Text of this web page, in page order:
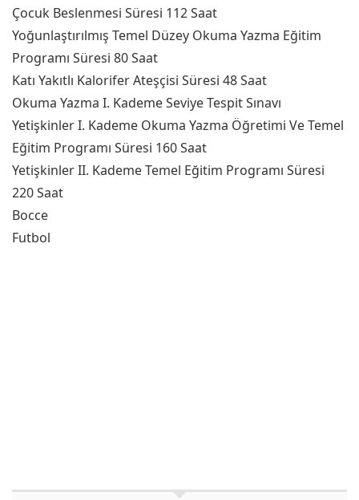
Çocuk Beslenmesi Süresi 112 Saat
Yoğunlaştırılmış Temel Düzey Okuma Yazma Eğitim
Programı Süresi 80 Saat
Katı Yakıtlı Kalorifer Ateşçisi Süresi 48 Saat
Okuma Yazma I. Kademe Seviye Tespit Sınavı
Yetişkinler I. Kademe Okuma Yazma Öğretimi Ve Temel
Eğitim Programı Süresi 160 Saat
Yetişkinler II. Kademe Temel Eğitim Programı Süresi
220 Saat
Bocce
Futbol